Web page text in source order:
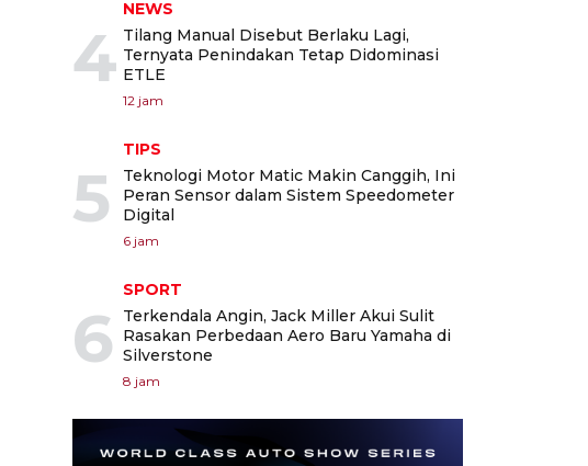
4
NEWS
Tilang Manual Disebut Berlaku Lagi,
Ternyata Penindakan Tetap Didominasi
ETLE
12 jam
5
TIPS
Teknologi Motor Matic Makin Canggih, Ini
Peran Sensor dalam Sistem Speedometer
Digital
6 jam
6
SPORT
Terkendala Angin, Jack Miller Akui Sulit
Rasakan Perbedaan Aero Baru Yamaha di
Silverstone
8 jam